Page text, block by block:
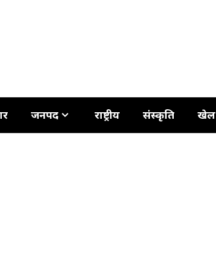
जनपद राष्ट्रीय संस्कृति खेल